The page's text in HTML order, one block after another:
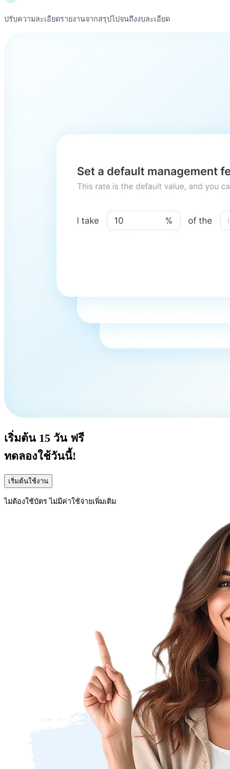
ปรับความละเอียดรายงานจากสรุปไปจนถึงงบละเอียด
เริ่มต้น 15 วัน ฟรี
ทดลองใช้วันนี้!
เริ่มต้นใช้งาน
ไม่ต้องใช้บัตร ไม่มีค่าใช้จ่ายเพิ่มเติม